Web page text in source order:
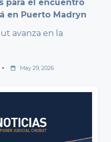
para el encuentro
en Puerto Madryn
avanza en la
May 29, 2026